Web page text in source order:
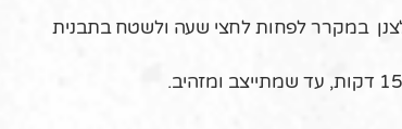
במקרר לפחות לחצי שעה ולשטח בתבנית